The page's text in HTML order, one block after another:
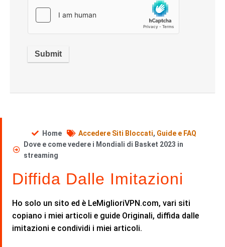
Home Accedere Siti Bloccati, Guide e FAQ
Dove e come vedere i Mondiali di Basket 2023 in
streaming
Diffida Dalle Imitazioni
Ho solo un sito ed è LeMiglioriVPN.com, vari siti
copiano i miei articoli e guide Originali, diffida dalle
imitazioni e condividi i miei articoli.